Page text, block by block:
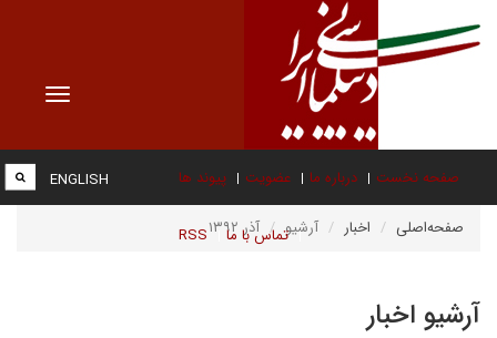
Toggle
صفحه نخست درباره ما عضویت پیوند ها
تماس با ما RSS
ENGLISH
صفحه‌اصلی اخبار آرشیو آذر ۱۳۹۲
آرشیو اخبار